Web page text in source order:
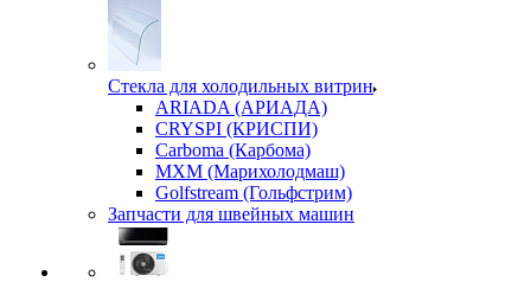
Стекла для холодильных витрин
ARIADA (АРИАДА)
CRYSPI (КРИСПИ)
Carboma (Карбома)
MXM (Марихолодмаш)
Golfstream (Гольфстрим)
Запчасти для швейных машин